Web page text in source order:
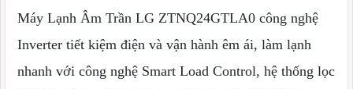
Máy Lạnh Âm Trần LG ZTNQ24GTLA0 công nghệ
Inverter tiết kiệm điện và vận hành êm ái, làm lạnh
nhanh với công nghệ Smart Load Control, hệ thống lọc